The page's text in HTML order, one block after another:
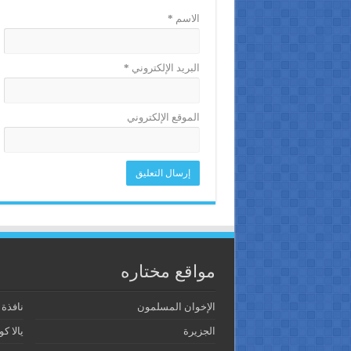
الاسم *
البريد الإلكتروني *
الموقع الإلكتروني
مواقع مختاره
الإخوان المسلمون
الجزيرة يالا